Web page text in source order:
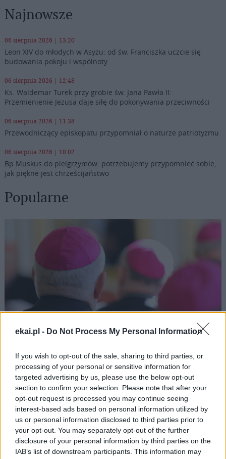
ekai.pl - Do Not Process My Personal Information
If you wish to opt-out of the sale, sharing to third parties, or
processing of your personal or sensitive information for
targeted advertising by us, please use the below opt-out
section to confirm your selection. Please note that after your
opt-out request is processed you may continue seeing
interest-based ads based on personal information utilized by
us or personal information disclosed to third parties prior to
your opt-out. You may separately opt-out of the further
disclosure of your personal information by third parties on the
IAB’s list of downstream participants. This information may
Najnowsze
06 sierpnia 2026 | 13:20
Leon XIV do młodych w Asyżu: od św. Franciszka uczcie się
budowania pokoju i wspólnoty
06 sierpnia 2026 | 12:48
Ks. Waldemar Turek przy grobie św. Jana Pawła II:
Przemienienie Jezusa daje siłę do pokonywania przeciwności
06 sierpnia 2026 | 11:38
Przewodniczący episkopatu przypomniał o naturze patriotyzmu
06 sierpnia 2026 | 10:02
Bp Muskus do pielgrzymów: potrzebujemy przypomnieć sobie,
jak piękne jest chrześcijaństwo
Popularne
Ministerstwo Sprawiedliwości: kościelna Komisja ds.
wykorzystania seksualnego małoletnich niezgodna z
prawem